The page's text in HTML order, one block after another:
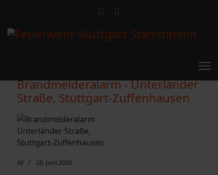
Brandmelderalarm - Unterländer
Straße, Stuttgart-Zuffenhausen
AF 28. Juni 2026